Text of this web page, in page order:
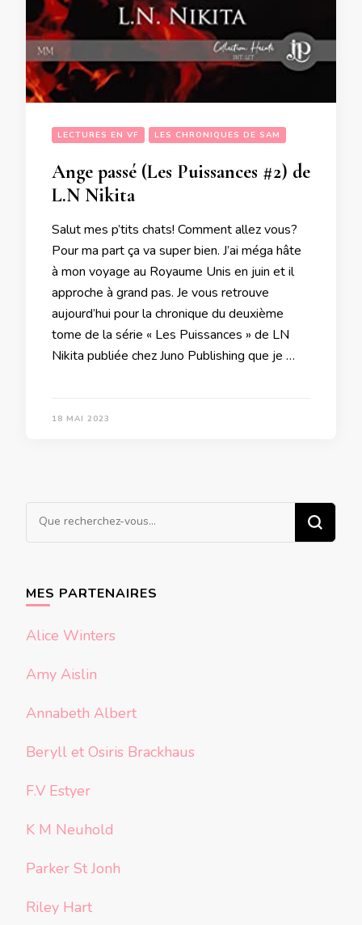
LECTURES EN VF LES CHRONIQUES DE SAM
Ange passé (Les Puissances #2) de
L.N Nikita
Salut mes p’tits chats! Comment allez vous?
Pour ma part ça va super bien. J’ai méga hâte
à mon voyage au Royaume Unis en juin et il
approche à grand pas. Je vous retrouve
aujourd’hui pour la chronique du deuxième
tome de la série « Les Puissances » de LN
Nikita publiée chez Juno Publishing que je …
18 MAI 2023
Vous
recherchiez
MES PARTENAIRES
Alice Winters
Amy Aislin
Annabeth Albert
Beryll et Osiris Brackhaus
F.V Estyer
K M Neuhold
Parker St Jonh
Riley Hart